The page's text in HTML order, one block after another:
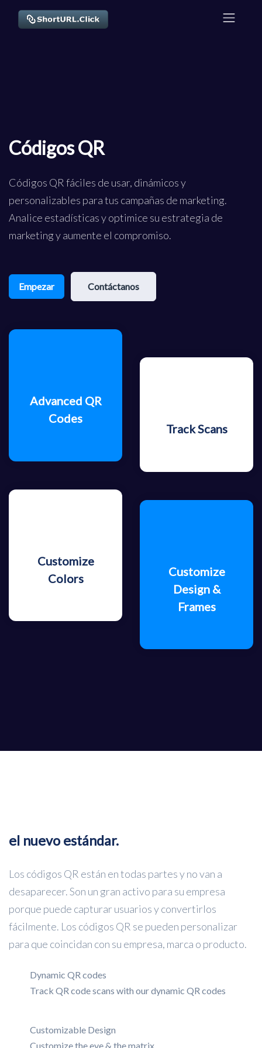
Códigos QR
Códigos QR fáciles de usar, dinámicos y
personalizables para tus campañas de marketing.
Analice estadísticas y optimice su estrategia de
marketing y aumente el compromiso.
Empezar Contáctanos
Advanced QR
Codes
Customize
Colors
Track Scans
Customize
Design &
Frames
el nuevo estándar.
Los códigos QR están en todas partes y no van a
desaparecer. Son un gran activo para su empresa
porque puede capturar usuarios y convertirlos
fácilmente. Los códigos QR se pueden personalizar
para que coincidan con su empresa, marca o producto.
Dynamic QR codes
Track QR code scans with our dynamic QR codes
Customizable Design
Customize the eye & the matrix